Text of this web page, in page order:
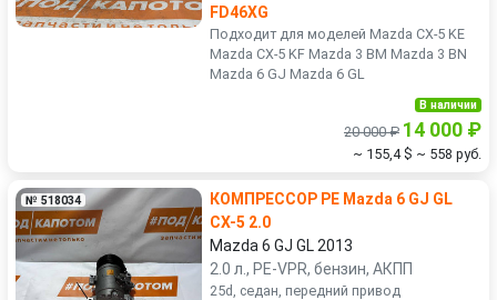
FD46XG
Подходит для моделей Mazda CX-5 KE
Mazda CX-5 KF Mazda 3 BM Mazda 3 BN
Mazda 6 GJ Mazda 6 GL
В наличии
20 000 ₽ 14 000 ₽
~ 155,4 $ ~ 558 руб.
№ 518034
КОМПРЕССОР PE Mazda 6 GJ GL
CX-5 2.0
Mazda 6 GJ GL 2013
2.0 л., PE-VPR, бензин, АКПП
25d, седан, передний привод